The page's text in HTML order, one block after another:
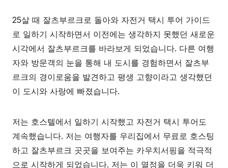
25살 때 잘츠부르크로 돌아와 자전거 택시 투어 가이드
로 일하기 시작하면서 이전에는 생각하지 못했던 새로운
시각에서 잘츠부르크를 바라보게 되었습니다. 다른 여행
자와 방문객의 눈을 통해 내 도시를 경험하면서 잘츠부
르크의 경이로움을 발견하고 평생 고향이라고 생각했던
이 도시와 사랑에 빠졌습니다.
저는 호스텔에서 일하기 시작했고 자전거 택시 투어도
계속했습니다. 저는 여행자를 우리집에서 무료로 호스팅
하고 잘츠부르크 곳곳을 보여주는 카우치서핑을 적극적
으로 시작하게 되었습니다. 저는 이 열정을 더욱 키워 더